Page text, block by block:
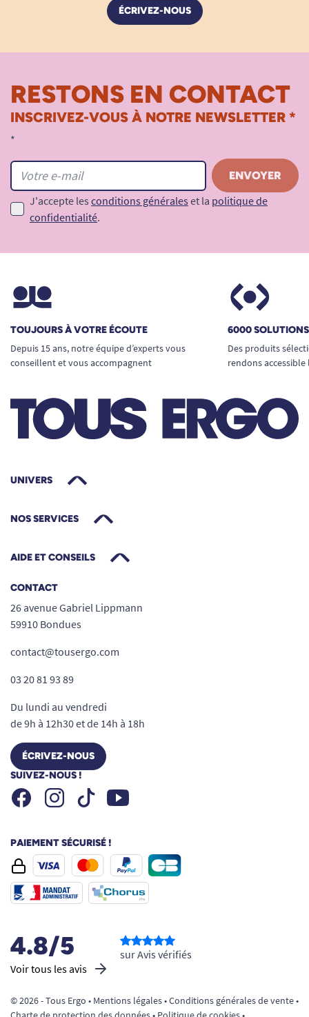
ÉCRIVEZ-NOUS
RESTONS EN CONTACT
INSCRIVEZ-VOUS À NOTRE NEWSLETTER *
*
J'accepte les conditions générales et la politique de
confidentialité.
TOUJOURS À VOTRE ÉCOUTE
Depuis 15 ans, notre équipe d’experts vous
conseillent et vous accompagnent
6000
Des produits
rendons
UNIVERS
NOS SERVICES
AIDE ET CONSEILS
CONTACT
26 avenue Gabriel Lippmann
59910 Bondues
contact@tousergo.com
03 20 81 93 89
Du lundi au vendredi
de 9h à 12h30 et de 14h à 18h
ÉCRIVEZ-NOUS
SUIVEZ-NOUS !
FacebookInstagramTiktok Youtube
PAIEMENT SÉCURISÉ !
4.8/5
Voir tous les avis
sur Avis vérifiés
© 2026 - Tous Ergo • Mentions légales•Conditions générales de vente•